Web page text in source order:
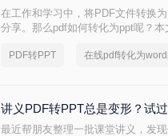
在工作和学习中，将PDF文件转换
分享。那么pdf如何转化为ppt呢？
PDF转PPT 在线pdf转化为
讲义PDF转PPT总是变形？试
最近帮朋友整理一批课堂讲义，发